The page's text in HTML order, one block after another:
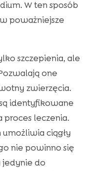
W ten sposób
poważniejsze
szczepienia, ale
one
zwierzęcia.
identyfikowane
proces leczenia.
ciągły
nie powinno się
jedynie do